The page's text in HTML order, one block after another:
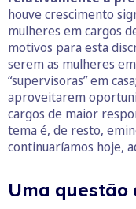
houve crescimento
mulheres em cargos
motivos para esta
serem as mulheres
“supervisoras” em
aproveitarem
cargos de maior
tema é, de resto,
continuaríamos hoje,
Uma questão